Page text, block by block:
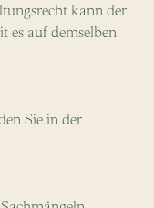
kann der
es auf demselben
Sie in der